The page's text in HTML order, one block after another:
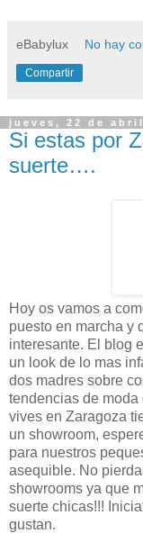
eBabylux No hay
Compartir
jueves, 22 de abril
Si estas por
suerte….
Hoy os vamos a
puesto en marcha y
interesante. El blog
un look de lo mas
dos madres sobre
tendencias de moda
vives en Zaragoza
un showroom,
para nuestros
asequible. No
showrooms ya que
suerte chicas!!!
gustan.